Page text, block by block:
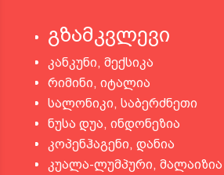
გზამკვლევი
კანკუნი, მექსიკა
რიმინი, იტალია
სალონიკი, საბერძნეთი
ნუსა დუა, ინდონეზია
კოპენჰაგენი, დანია
კუალა-ლუმპური, მალაიზია